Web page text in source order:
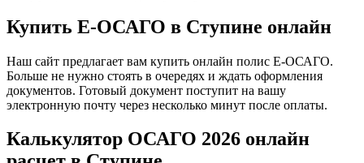
Купить Е-ОСАГО в Ступине онлайн
Наш сайт предлагает вам купить онлайн полис Е-ОСАГО.
Больше не нужно стоять в очередях и ждать оформления
документов. Готовый документ поступит на вашу
электронную почту через несколько минут после оплаты.
Калькулятор ОСАГО 2026 онлайн